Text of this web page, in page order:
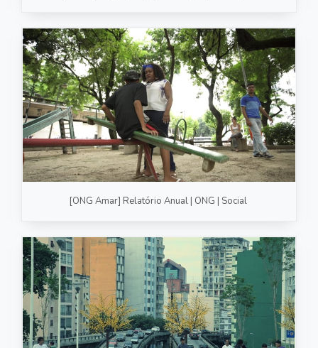
[ONG Amar] Relatório Anual | ONG | Social